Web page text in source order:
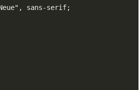
, sans-serif;